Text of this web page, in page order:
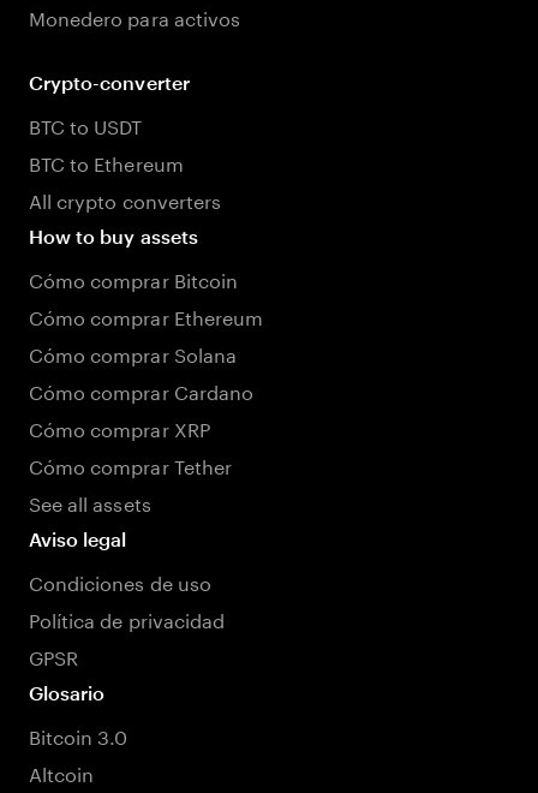
Monedero para activos
Crypto-converter
BTC to USDT
BTC to Ethereum
All crypto converters
How to buy assets
Cómo comprar Bitcoin
Cómo comprar Ethereum
Cómo comprar Solana
Cómo comprar Cardano
Cómo comprar XRP
Cómo comprar Tether
See all assets
Aviso legal
Condiciones de uso
Política de privacidad
GPSR
Glosario
Bitcoin 3.0
Altcoin